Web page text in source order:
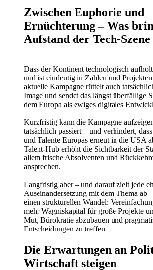
Zwischen Euphorie und
Ernüchterung – Was
Aufstand der Tech-
Dass der Kontinent technologisch
und ist eindeutig in Zahlen und Projekten
aktuelle Kampagne rüttelt auch
Image und sendet das längst überfällige
dem Europa als ewiges digitales
Kurzfristig kann die Kampagne
tatsächlich passiert – und verhindert,
und Talente Europas erneut in die USA
Talent-Hub erhöht die Sichtbarkeit der
allem frische Absolventen und
ansprechen.
Langfristig aber – und darauf zielt jede
Auseinandersetzung mit dem Thema ab
einen strukturellen Wandel:
mehr Wagniskapital für große Projekte
Mut, Bürokratie abzubauen und
Entscheidungen zu treffen.
Die Erwartungen an
Wirtschaft steigen